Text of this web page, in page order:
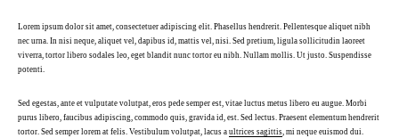
Lorem ipsum dolor sit amet, consectetuer adipiscing elit. Phasellus hendrerit. Pellentesque aliquet nibh
nec urna. In nisi neque, aliquet vel, dapibus id, mattis vel, nisi. Sed pretium, ligula sollicitudin laoreet
viverra, tortor libero sodales leo, eget blandit nunc tortor eu nibh. Nullam mollis. Ut justo. Suspendisse
potenti.
Sed egestas, ante et vulputate volutpat, eros pede semper est, vitae luctus metus libero eu augue. Morbi
purus libero, faucibus adipiscing, commodo quis, gravida id, est. Sed lectus. Praesent elementum hendrerit
tortor. Sed semper lorem at felis. Vestibulum volutpat, lacus a ultrices sagittis, mi neque euismod dui.